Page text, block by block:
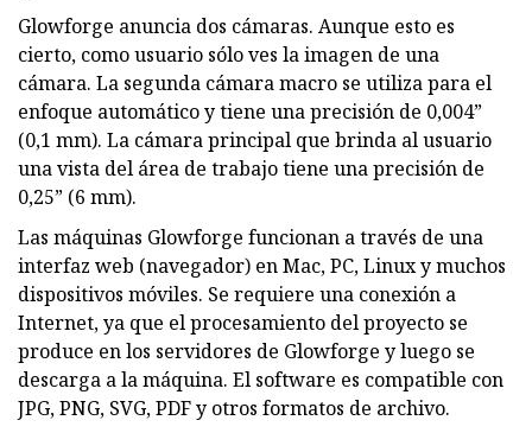
Glowforge anuncia dos cámaras. Aunque esto es
cierto, como usuario sólo ves la imagen de una
cámara. La segunda cámara macro se utiliza para el
enfoque automático y tiene una precisión de 0,004”
(0,1 mm). La cámara principal que brinda al usuario
una vista del área de trabajo tiene una precisión de
0,25” (6 mm).
Las máquinas Glowforge funcionan a través de una
interfaz web (navegador) en Mac, PC, Linux y muchos
dispositivos móviles. Se requiere una conexión a
Internet, ya que el procesamiento del proyecto se
produce en los servidores de Glowforge y luego se
descarga a la máquina. El software es compatible con
JPG, PNG, SVG, PDF y otros formatos de archivo.